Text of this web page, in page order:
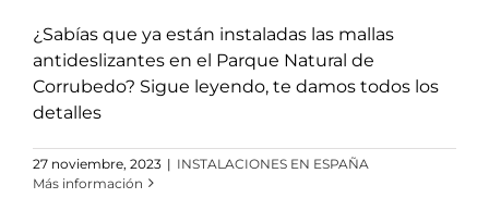
¿Sabías que ya están instaladas las mallas
antideslizantes en el Parque Natural de
Corrubedo? Sigue leyendo, te damos todos los
detalles
27 noviembre, 2023 | INSTALACIONES EN ESPAÑA
Más información